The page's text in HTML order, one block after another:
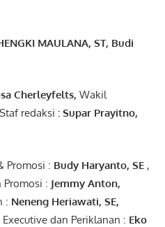
MAULANA, ST, Budi
Cherleyfelts, Wakil
Staf redaksi : Supar Prayitno,
Promosi : Budy Haryanto, SE,
Promosi : Jemmy Anton,
: Neneng Heriawati, SE,
dan Periklanan : Eko